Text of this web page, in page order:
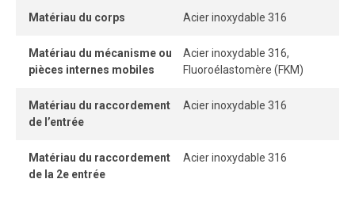
Matériau du corps Acier inoxydable 316
Matériau du mécanisme ou
pièces internes mobiles
Acier inoxydable 316,
Fluoroélastomère (FKM)
Matériau du raccordement
de l’entrée
Acier inoxydable 316
Matériau du raccordement
de la 2e entrée
Acier inoxydable 316